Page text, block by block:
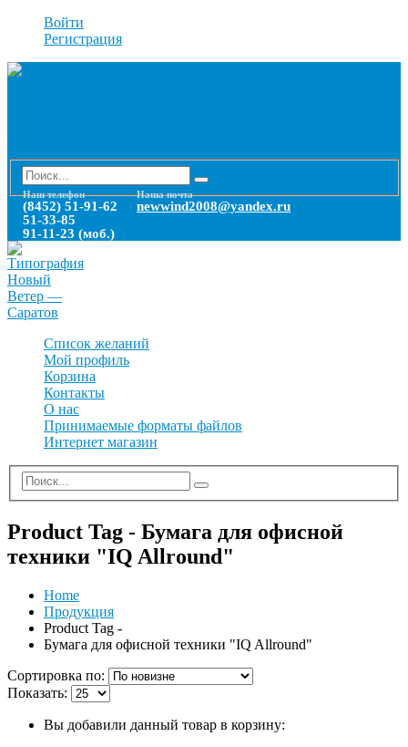
Войти
Регистрация
Наш телефон
(8452) 51-91-62
51-33-85
91-11-23 (моб.)
Наша почта
newwind2008@yandex.ru
Список желаний
Мой профиль
Корзина
Контакты
О нас
Принимаемые форматы файлов
Интернет магазин
Product Tag - Бумага для офисной
техники "IQ Allround"
Home
Продукция
Product Tag -
Бумага для офисной техники "IQ Allround"
Сортировка по:
Показать:
Вы добавили данный товар в корзину: